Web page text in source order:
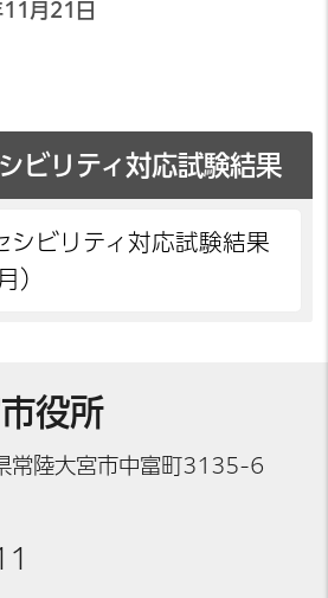
月21日
ビリティ対応試験結果
シビリティ対応試験結果
）
役所
常陸大宮市中富町3135-6